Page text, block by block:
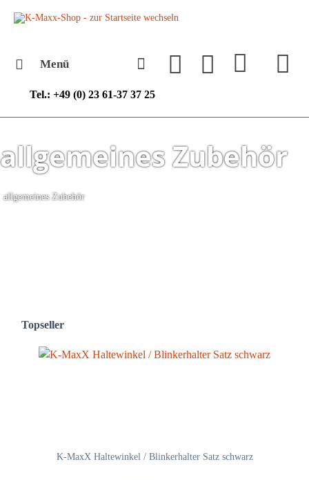
Tel.: +49 (0) 23 61-37 37 25
Menü
allgemeines Zubehör
allgemeines Zubehör
Topseller
K-MaxX Haltewinkel / Blinkerhalter Satz schwarz